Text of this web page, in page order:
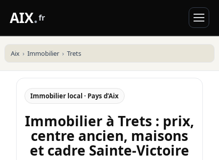
AIX.fr
Aix Immobilier Trets
Immobilier local · Pays d’Aix
Immobilier à Trets : prix,
centre ancien, maisons
et cadre Sainte-Victoire